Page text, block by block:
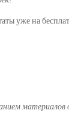
уже на
материалов